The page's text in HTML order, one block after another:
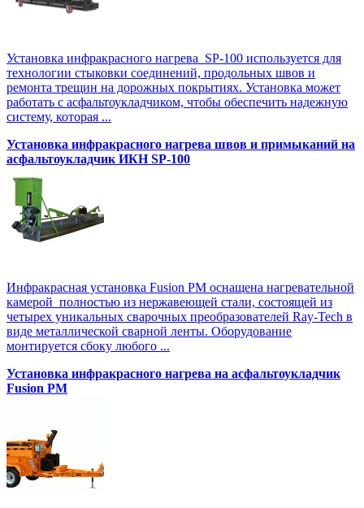
Установка инфракрасного нагрева SP-100 используется для
технологии стыковки соединений, продольных швов и
ремонта трещин на дорожных покрытиях. Установка может
работать с асфальтоукладчиком, чтобы обеспечить надежную
систему, которая ...
Установка инфракрасного нагрева швов и примыканий на
асфальтоукладчик ИКН SP-100
Инфракрасная установка Fusion PM оснащена нагревательной
камерой полностью из нержавеющей стали, состоящей из
четырех уникальных сварочных преобразователей Ray-Tech в
виде металлической сварной ленты. Оборудование
монтируется сбоку любого ...
Установка инфракрасного нагрева на асфальтоукладчик
Fusion PM